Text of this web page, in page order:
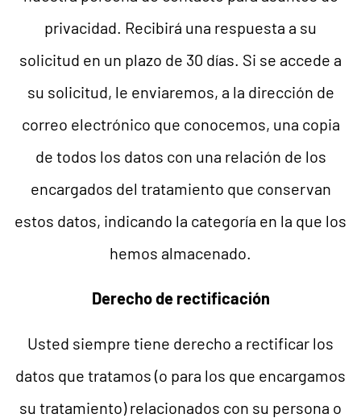
privacidad. Recibirá una respuesta a su
solicitud en un plazo de 30 días. Si se accede a
su solicitud, le enviaremos, a la dirección de
correo electrónico que conocemos, una copia
de todos los datos con una relación de los
encargados del tratamiento que conservan
estos datos, indicando la categoría en la que los
hemos almacenado.
Derecho de rectificación
Usted siempre tiene derecho a rectificar los
datos que tratamos (o para los que encargamos
su tratamiento) relacionados con su persona o